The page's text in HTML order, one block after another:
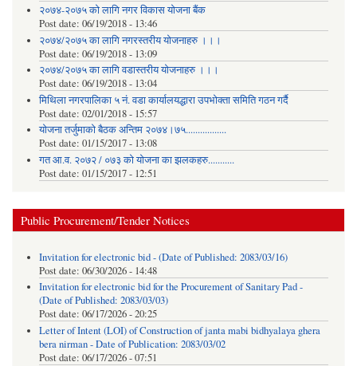
२०७४-२०७५ को लागि नगर विकास योजना बैंक
Post date: 06/19/2018 - 13:46
२०७४/२०७५ का लागि नगरस्तरीय योजनाहरु ।।।
Post date: 06/19/2018 - 13:09
२०७४/२०७५ का लागि वडास्तरीय योजनाहरु ।।।
Post date: 06/19/2018 - 13:04
मिथिला नगरपालिका ५ नं. वडा कार्यालयद्धारा उपभोक्ता समिति गठन गर्दै
Post date: 02/01/2018 - 15:57
याेजना तर्जुमाकाे बैठक अन्तिम २०७४।७५.................
Post date: 01/15/2017 - 13:08
गत आ.व. २०७२ / ०७३ को योजना का झलकहरु...........
Post date: 01/15/2017 - 12:51
Public Procurement/Tender Notices
Invitation for electronic bid - (Date of Published: 2083/03/16)
Post date: 06/30/2026 - 14:48
Invitation for electronic bid for the Procurement of Sanitary Pad -
(Date of Published: 2083/03/03)
Post date: 06/17/2026 - 20:25
Letter of Intent (LOI) of Construction of janta mabi bidhyalaya ghera
bera nirman - Date of Publication: 2083/03/02
Post date: 06/17/2026 - 07:51